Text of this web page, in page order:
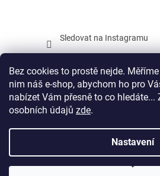
Bez cookies to prostě nejde.
nim náš e-shop, abychom ho pro
nabízet Vám přesně to co hledáte...
osobních údajů zde.
Nastavení
Sledovat na Instagramu
Facebook
SPORTAGON.CZ .